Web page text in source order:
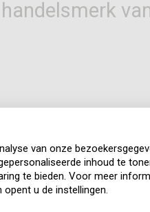
handelsmerk
van onze
inhoud te
te bieden. Voor meer
u de instellingen.